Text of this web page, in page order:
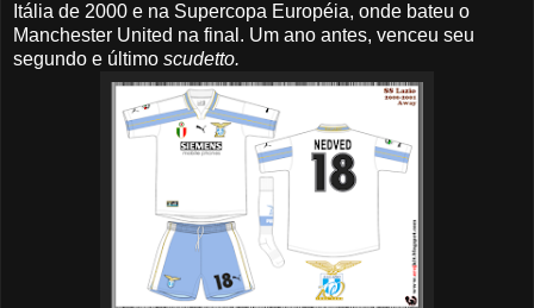
Itália de 2000 e na Supercopa Européia, onde bateu o
Manchester United na final. Um ano antes, venceu seu
segundo e último scudetto.